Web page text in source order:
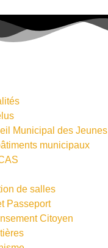
Municipal des Jeunes
municipaux
de salles
Passeport
Citoyen